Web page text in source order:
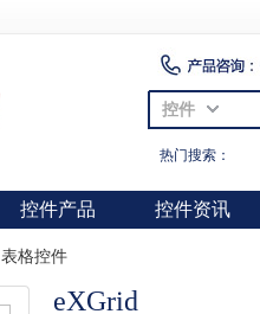
控件
热门搜索：
控件产品 控件资讯
表格控件
eXGrid